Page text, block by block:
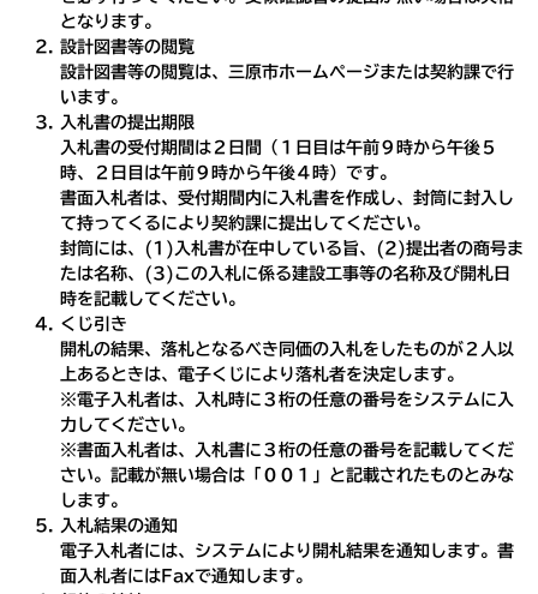
となります。
設計図書等の閲覧
設計図書等の閲覧は、三原市ホームページまたは契約課で行
います。
入札書の提出期限
入札書の受付期間は２日間（１日目は午前９時から午後５
時、２日目は午前９時から午後４時）です。
書面入札者は、受付期間内に入札書を作成し、封筒に封入し
て持ってくるにより契約課に提出してください。
封筒には、(1)入札書が在中している旨、(2)提出者の商号ま
たは名称、(3)この入札に係る建設工事等の名称及び開札日
時を記載してください。
くじ引き
開札の結果、落札となるべき同価の入札をしたものが２人以
上あるときは、電子くじにより落札者を決定します。
※電子入札者は、入札時に３桁の任意の番号をシステムに入
力してください。
※書面入札者は、入札書に３桁の任意の番号を記載してくだ
さい。記載が無い場合は「００１」と記載されたものとみな
します。
入札結果の通知
電子入札者には、システムにより開札結果を通知します。書
面入札者にはFaxで通知します。